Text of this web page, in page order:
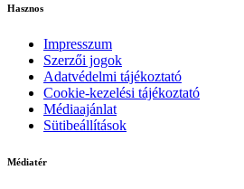
Hasznos
Impresszum
Szerzői jogok
Adatvédelmi tájékoztató
Cookie-kezelési tájékoztató
Médiaajánlat
Sütibeállítások
Médiatér